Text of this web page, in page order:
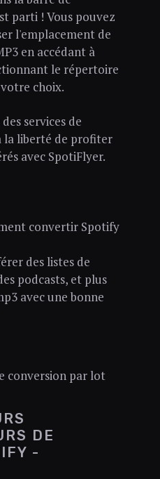
parti ! Vous pouvez
l'emplacement de
en accédant à
le répertoire
choix.
services de
la liberté de profiter
avec SpotiFlyer.
convertir Spotify
des listes de
podcasts, et plus
avec une bonne
conversion par lot
DE
-